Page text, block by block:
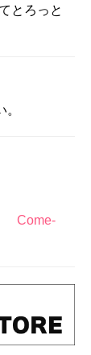
とろっと
Come-